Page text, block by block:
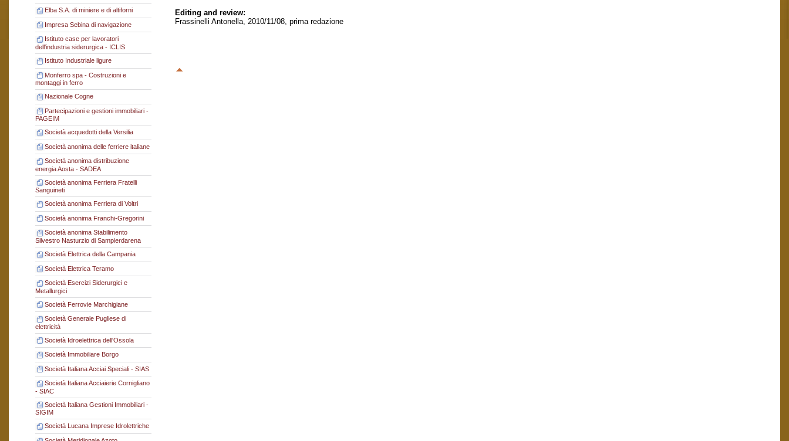
Elba S.A. di miniere e di altiforni
Impresa Sebina di navigazione
Istituto case per lavoratori
dell'industria siderurgica - ICLIS
Istituto Industriale ligure
Monferro spa - Costruzioni e
montaggi in ferro
Nazionale Cogne
Partecipazioni e gestioni immobiliari -
PAGEIM
Società acquedotti della Versilia
Società anonima delle ferriere italiane
Società anonima distribuzione
energia Aosta - SADEA
Società anonima Ferriera Fratelli
Sanguineti
Società anonima Ferriera di Voltri
Società anonima Franchi-Gregorini
Società anonima Stabilimento
Silvestro Nasturzio di Sampierdarena
Società Elettrica della Campania
Società Elettrica Teramo
Società Esercizi Siderurgici e
Metallurgici
Società Ferrovie Marchigiane
Società Generale Pugliese di
elettricità
Società Idroelettrica dell'Ossola
Società Immobiliare Borgo
Società Italiana Acciai Speciali - SIAS
Società Italiana Acciaierie Cornigliano
- SIAC
Società Italiana Gestioni Immobiliari -
SIGIM
Società Lucana Imprese Idrolettriche
Editing and review:
Frassinelli Antonella, 2010/11/08, prima redazione